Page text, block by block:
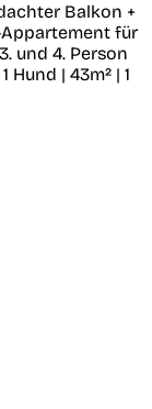
Balkon +
Appartement für
und 4. Person
Hund | 43m² | 1